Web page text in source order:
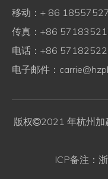
移动：+ 86
传真：+86
电话：+86
电子邮件：
版权2021 年杭州加
ICP备注：